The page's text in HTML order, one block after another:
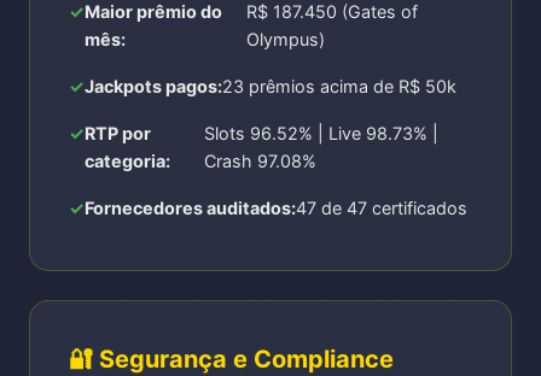
Maior prêmio do
mês:
R$ 187.450 (Gates of
Olympus)
Jackpots pagos:23 prêmios acima de R$ 50k
RTP por
categoria:
Slots 96.52% | Live 98.73% |
Crash 97.08%
Fornecedores auditados:47 de 47 certificados
🔐 Segurança e Compliance